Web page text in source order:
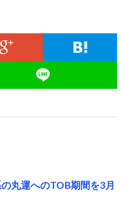
丸運へのTOB期間を3月